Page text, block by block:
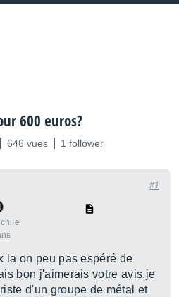
600 euros?
646 vues 1 follower
#1
la on peu pas espéré de
bon j'aimerais votre avis.je
d'un groupe de métal et